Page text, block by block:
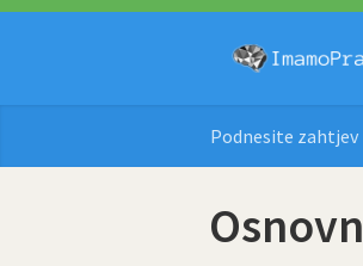
Podnesite zahtjev